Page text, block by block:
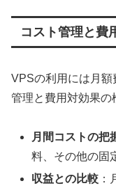
コスト管理と費
VPSの利用には月額
管理と費用対効果の
月間コストの把
料、その他の固
収益との比較